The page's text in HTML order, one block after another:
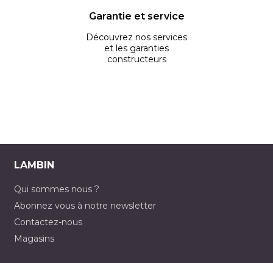
Garantie et service
Découvrez nos services
et les garanties
constructeurs
LAMBIN
Qui sommes nous ?
Abonnez vous à notre newsletter
Contactez-nous
Magasins